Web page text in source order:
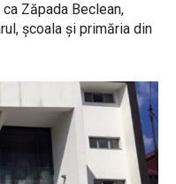
Zăpada Beclean,
școala și primăria din